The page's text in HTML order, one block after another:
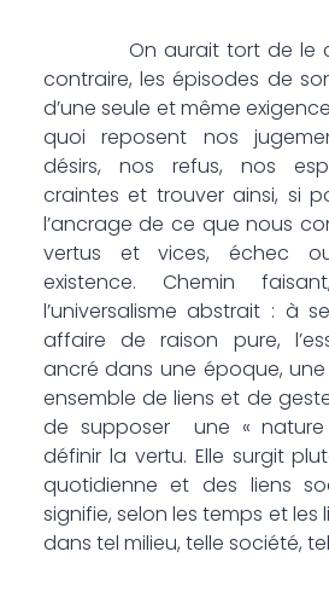
On aurait tort de le
contraire, les épisodes de
d’une seule et même
quoi reposent nos
désirs, nos refus, nos
craintes et trouver ainsi, si
l’ancrage de ce que nous
vertus et vices, échec
existence. Chemin
l’universalisme abstrait : à
affaire de raison pure,
ancré dans une époque,
ensemble de liens et de
de supposer une «
définir la vertu. Elle surgit
quotidienne et des liens
signifie, selon les temps et les
dans tel milieu, telle société,